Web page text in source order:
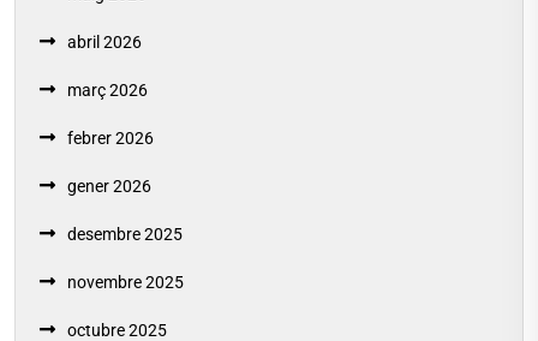
abril 2026
març 2026
febrer 2026
gener 2026
desembre 2025
novembre 2025
octubre 2025